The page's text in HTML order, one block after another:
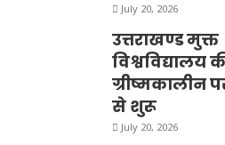
July 20, 2026
उत्तराखण्ड मुक्त
विश्वविद्यालय
ग्रीष्मकालीन
से शुरू
July 20, 2026